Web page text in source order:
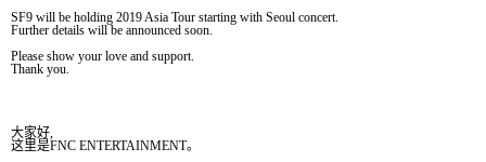
SF9 will be holding 2019 Asia Tour starting with Seoul concert.
Further details will be announced soon.
Please show your love and support.
Thank you.
大家好
这里是FNC ENTERTAINMENT。